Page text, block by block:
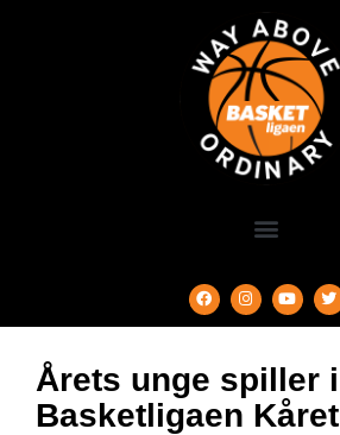
Årets unge spiller i
Basketligaen Kåret